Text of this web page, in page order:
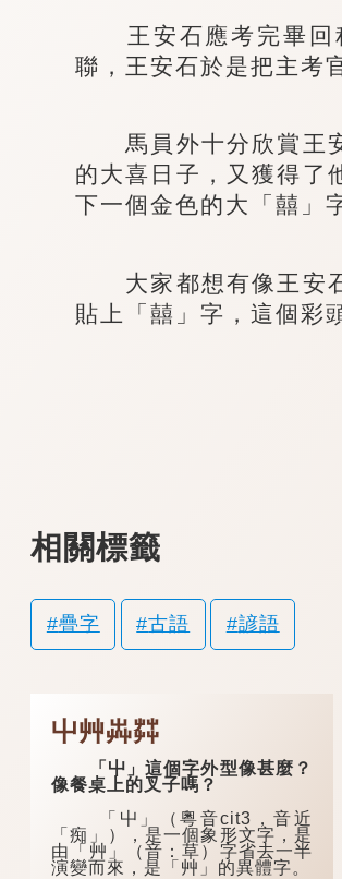
王安石應考完畢回
聯，王安石於是把主考
馬員外十分欣賞王安
的大喜日子，又獲得了
下一個金色的大「囍」
大家都想有像王安石
貼上「囍」字，這個彩
相關標籤
疊字 古語 諺語
屮艸芔茻
「屮」這個字外型像甚麼？
像餐桌上的叉子嗎？
「屮」（粵音cit3，音近
「痴」），是一個象形文字，是
由「艸」（音：草）字省去一半
演變而來，是「艸」的異體字。